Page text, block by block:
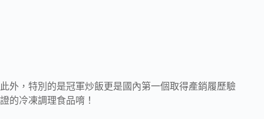
此外，特別的是冠軍炒飯更是國內第一個取得產銷履歷驗
證的冷凍調理食品唷！